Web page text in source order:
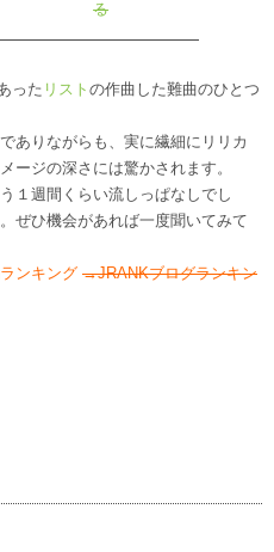
る
った リスト の作曲した難曲のひとつ
ありながらも、実に繊細にリリカ
ージの深さには驚かされます。
１週間くらい流しっぱなしでし
ぜひ機会があれば一度聞いてみて
ンキング →JRANKブログランキン